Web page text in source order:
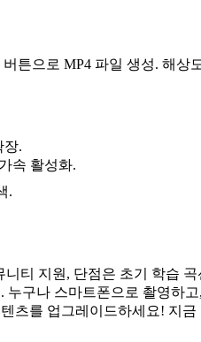
튼으로 MP4 파일 생성. 해상
장.
속 활성화.
.
지원, 단점은 초기 학습 곡
구나 스마트폰으로 촬영하
츠를 업그레이드하세요! 지